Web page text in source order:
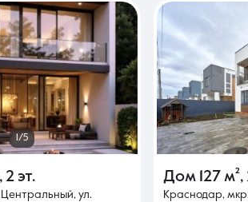
1/5
, 2 эт.
ул.
Дом 127 м²,
Краснодар,